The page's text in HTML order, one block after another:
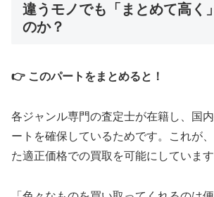
違うモノでも「まとめて高く
のか？
👉 このパートをまとめると！
各ジャンル専門の査定士が在籍し、国
ートを確保しているためです。これが
た適正価格での買取を可能にしています